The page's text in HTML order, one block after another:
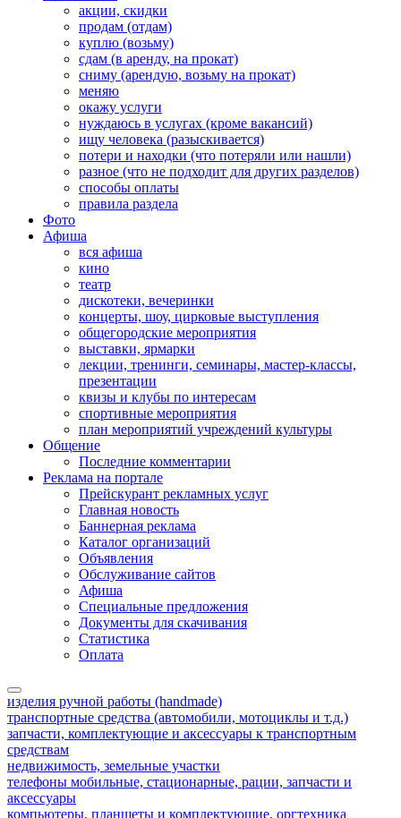
акции, скидки
продам (отдам)
куплю (возьму)
сдам (в аренду, на прокат)
сниму (арендую, возьму на прокат)
меняю
окажу услуги
нуждаюсь в услугах (кроме вакансий)
ищу человека (разыскивается)
потери и находки (что потеряли или нашли)
разное (что не подходит для других разделов)
способы оплаты
правила раздела
Фото
Афиша
вся афиша
кино
театр
дискотеки, вечеринки
концерты, шоу, цирковые выступления
общегородские мероприятия
выставки, ярмарки
лекции, тренинги, семинары, мастер-классы,
презентации
квизы и клубы по интересам
спортивные мероприятия
план мероприятий учреждений культуры
Общение
Последние комментарии
Реклама на портале
Прейскурант рекламных услуг
Главная новость
Баннерная реклама
Каталог организаций
Объявления
Обслуживание сайтов
Афиша
Специальные предложения
Документы для скачивания
Статистика
Оплата
изделия ручной работы (handmade)
транспортные средства (автомобили, мотоциклы и т.д.)
запчасти, комплектующие и аксессуары к транспортным
средствам
недвижимость, земельные участки
телефоны мобильные, стационарные, рации, запчасти и
аксессуары
компьютеры, планшеты и комплектующие, оргтехника